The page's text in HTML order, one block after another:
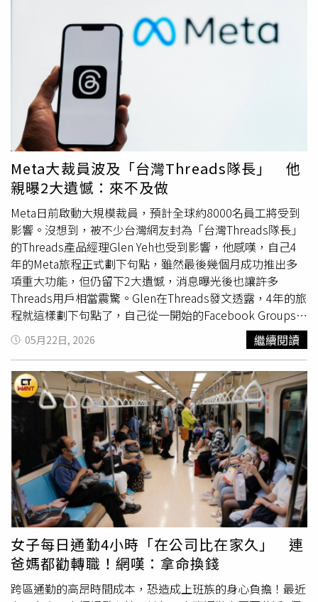
吸引不少網友注意。不過，該則徵才訊息同時附上Google
表單，要求有意應徵者填寫年齡、職業、居住地等個人資
料，並加入指定LINE帳號等待聯繫，聲稱將於3天內通知錄
取結果。由於流程與一般正式徵才方式有所不同，引起不少
網友懷疑其真實性。許多網友留言提醒，600元
於一般兼職行情，且透過社群平台發布徵才資訊後，又要求
填寫大量個人資料，疑似是常見的求職詐騙手法。有網友直
言「
時薪高到不合理」、「感覺像是在蒐集個資」、「好誇
張，什麼詐騙都有」。針對網路流傳訊息，台北市立動物園
9日透過官方臉書粉絲專頁發文澄清，強調近期社群平台出
現的動物照護員徵才資訊並非由園方發布，與動物園無關，
提醒民眾不要輕信來路不明的徵才廣告。園方表示，若民眾
有意應徵動物園相關工作職缺，應以官方網站或正式公告資
訊為準，避免透過非官方管道提供個人資料，以免遭到不當
利用。動物園也指出，近年來網路詐騙手法日益多元，其中
常見方式包括以求職、活動報名或抽獎名義誘導民眾填寫個
人資料，藉此蒐集資訊進行後續詐騙行為。此外，園方提
醒，部分不法人士甚至利用AI技術生成擬真動物照片或影
片，藉此增加訊息可信度，降低民眾戒心。因此在接獲相關
資訊時，應先查證來源真偽，避免因一時疏忽而遭受損失。
Meta大裁員波及「台灣Threads隊長」 他
親曝2大遺憾：來不及做
Meta日前啟動大規模裁員，預計全球約8000名員工將受到
影響。沒想到，被不少台灣網友封為「台灣Threads隊長」
的Threads產品經理Glen Yeh也受到影響，他感嘆，自己4
年的Meta旅程正式劃下句點，雖然最後幾個月成功推出多
項重大功能，但仍留下2大遺憾，消息曝光後也讓許多
Threads用戶相當震驚。Glen在Threads發文透露，4年的旅
程就這樣劃下句點了，自己從一開始的Facebook Groups、
Messenger到最後的Threads，都有幸和許多厲害團隊共
事，「真的是一生難得的機會」。Glen提到，讓他高興的
是，在最後這幾個月他參與推出不少重要功能，包括「流量
小卡、Threads網頁版redesign + 私訊、限時貼文留言、快
速貼文引用、放大Emoji」等。Glen表示，目前其實還有一
些正在測試的新功能，未來也準備上線，希望能為台灣的使
用者帶來更好的體驗。不過Glen也坦言，自己最大的遺憾就
是「收藏分類功能」還沒來得及完成，另外語音功能最後還
是被下架，讓他感到相當可惜，「後會有期，
Metamates」。貼文曝光後引發熱議，不少網友紛紛不捨表
示「不懂Meta這波裁員，Threads做最好的地方就是台灣，
未來如果換個其他國家的人來帶（或是AI自動化維護），直
接斷了地氣」、「謝謝你的付出，是台灣Threads社群最大
的推手」、「很遺憾聽到這個消息，之前還說等你恢復語音
功能，祝一切順利」、「不相信！我還想看Threads有更多
驚喜功能，謝謝你帶給我們這麼棒的產品」、「不可能！痛
05月22日, 2026 繼續閱讀
女子每日通勤4小時「在公司比在家久」 連
爸媽都勸轉職！網嘆：拿命換錢
跨區通勤的高昂時間成本，恐造成上班族的身心負擔！最近